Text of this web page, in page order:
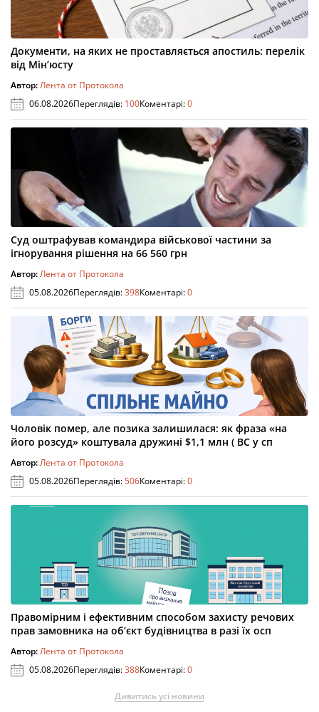
Документи, на яких не проставляється апостиль: перелік
від Мін’юсту
Автор:Лента от Протокола
06.08.2026Переглядів: 100Коментарі:0
Суд оштрафував командира військової частини за
ігнорування рішення на 66 560 грн
Автор:Лента от Протокола
05.08.2026Переглядів:398Коментарі:0
Чоловік помер, але позика залишилася: як фраза «на
його розсуд» коштувала дружині $1,1 млн ( ВС у сп
Автор:Лента от Протокола
05.08.2026Переглядів:506Коментарі:0
Правомірним і ефективним способом захисту речових
прав замовника на об’єкт будівництва в разі їх осп
Автор:Лента от Протокола
05.08.2026Переглядів:388Коментарі:0
Дивитись усі новини